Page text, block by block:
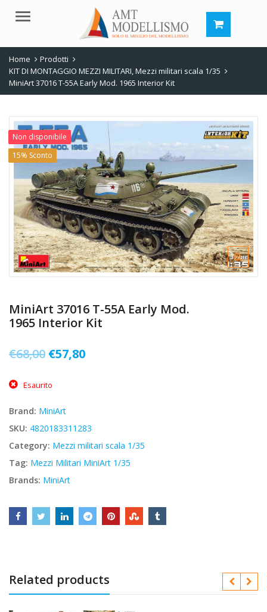
Menu
Home
Prodotti
KIT DI MONTAGGIO MEZZI MILITARI,Mezzi militari scala 1/35
MiniArt 37016 T-55A Early Mod. 1965 Interior Kit
Non disponibile
15% Sconto
MiniArt 37016 T-55A Early Mod.
1965 Interior Kit
€68,00 Il
originale
era:
€68,00.
€57,80Il
€57,80.
Esaurito
Brand: MiniArt
SKU: 4820183311283
Category: Mezzi militari scala 1/35
Tag: Mezzi Militari MiniArt 1/35
Brands: MiniArt
Related products